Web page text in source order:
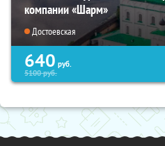
компании «Шарм»
Достоевская
640 руб.
5100руб.